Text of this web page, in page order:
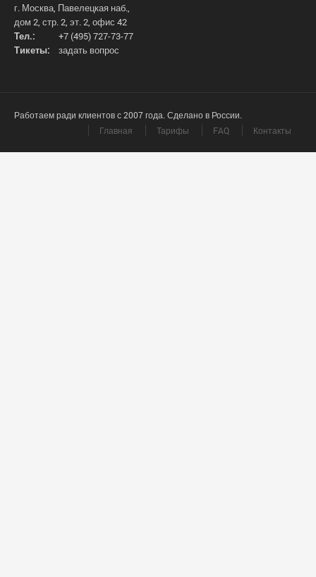
г. Москва, Павелецкая наб.,
дом 2, стр. 2, эт. 2, офис 42
Тел.:
+7 (495) 727-73-77
Тикеты:
задать вопрос
Работаем ради клиентов с 2007 года. Сделано в России.
Главная
Тарифы FAQ Контакты